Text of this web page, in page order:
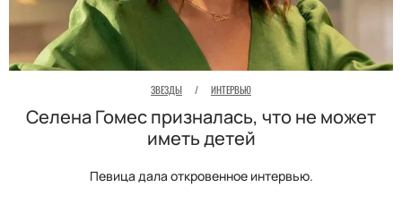
ЗВЕЗДЫ / ИНТЕРВЬЮ
Селена Гомес призналась, что не может
иметь детей
Певица дала откровенное интервью.